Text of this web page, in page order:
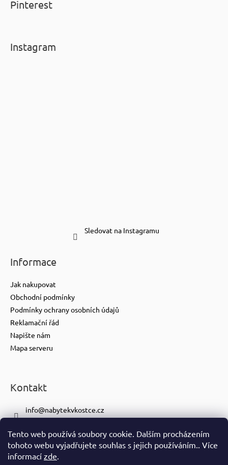
Tento web používá soubory cookie. Dalším procházením
tohoto webu vyjadřujete souhlas s jejich používáním.. Více
informací zde.
Pinterest
Instagram
Sledovat na Instagramu
Informace
Jak nakupovat
Obchodní podmínky
Podmínky ochrany osobních údajů
Reklamační řád
Napište nám
Mapa serveru
Kontakt
info@nabytekvkostce.cz
+420 601 116 371
https://www.facebook.com/nabytekvkostce.cz/
nabytek_v_kostce